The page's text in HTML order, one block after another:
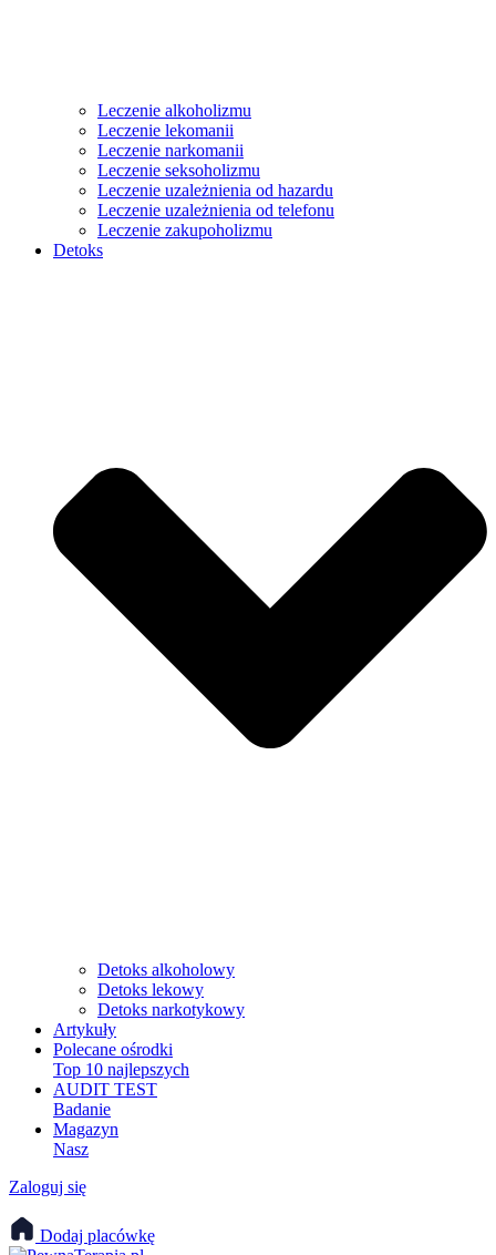
Leczenie alkoholizmu
Leczenie lekomanii
Leczenie narkomanii
Leczenie seksoholizmu
Leczenie uzależnienia od hazardu
Leczenie uzależnienia od telefonu
Leczenie zakupoholizmu
Detoks
Detoks alkoholowy
Detoks lekowy
Detoks narkotykowy
Artykuły
Polecane ośrodki
Top 10 najlepszych
AUDIT TEST
Badanie
Magazyn
Nasz
Zaloguj się
Dodaj placówkę